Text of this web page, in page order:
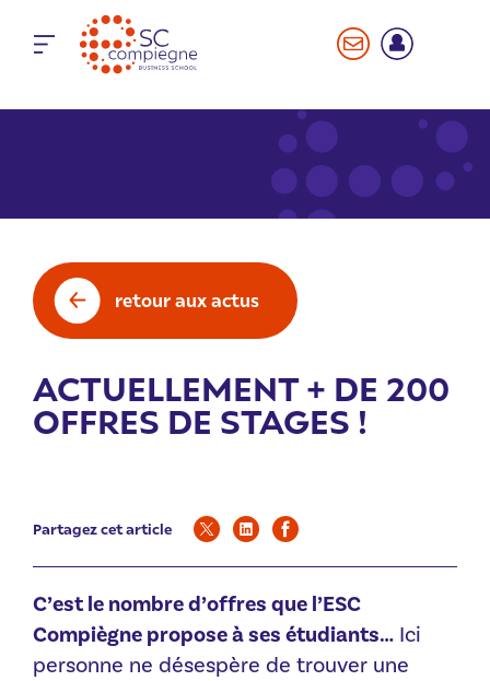
retour aux actus
ACTUELLEMENT + DE 200
OFFRES DE STAGES !
Partagez cet article
C’est le nombre d’offres que l’ESC
Compiègne propose à ses étudiants… Ici
personne ne désespère de trouver une